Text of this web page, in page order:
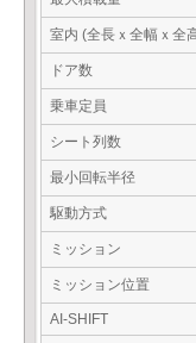
室内 (全長ｘ全幅ｘ全
ドア数
乗車定員
シート列数
最小回転半径
駆動方式
ミッション
ミッション位置
AI-SHIFT